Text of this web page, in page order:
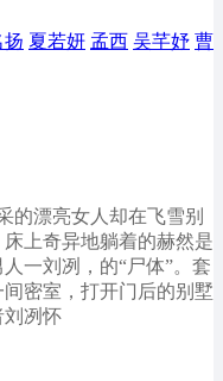
扬 夏若妍 孟西 吴芊妤 曹
的漂亮女人却在飞雪别
上奇异地躺着的赫然是
一刘冽，的“尸体”。套
密室，打开门后的别墅
刘冽怀